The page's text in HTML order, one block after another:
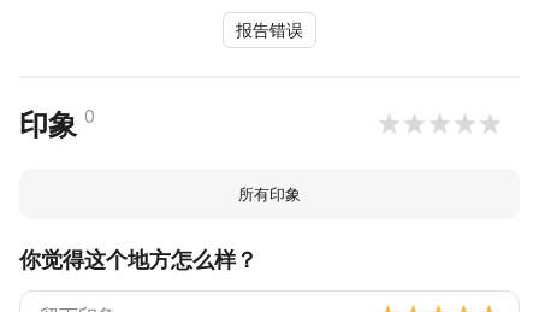
报告错误
印象 0
所有印象
你觉得这个地方怎么样？